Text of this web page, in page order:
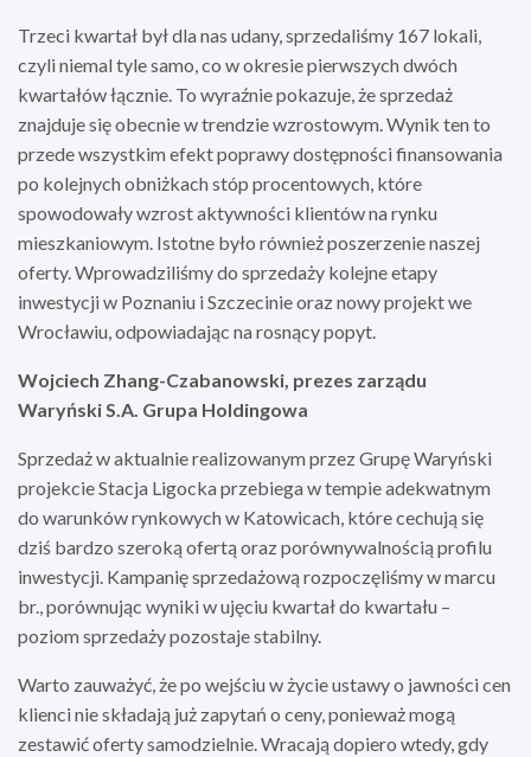
Trzeci kwartał był dla nas udany, sprzedaliśmy 167 lokali,
czyli niemal tyle samo, co w okresie pierwszych dwóch
kwartałów łącznie. To wyraźnie pokazuje, że sprzedaż
znajduje się obecnie w trendzie wzrostowym. Wynik ten to
przede wszystkim efekt poprawy dostępności finansowania
po kolejnych obniżkach stóp procentowych, które
spowodowały wzrost aktywności klientów na rynku
mieszkaniowym. Istotne było również poszerzenie naszej
oferty. Wprowadziliśmy do sprzedaży kolejne etapy
inwestycji w Poznaniu i Szczecinie oraz nowy projekt we
Wrocławiu, odpowiadając na rosnący popyt.
Wojciech Zhang-Czabanowski, prezes zarządu
Waryński S.A. Grupa Holdingowa
Sprzedaż w aktualnie realizowanym przez Grupę Waryński
projekcie Stacja Ligocka przebiega w tempie adekwatnym
do warunków rynkowych w Katowicach, które cechują się
dziś bardzo szeroką ofertą oraz porównywalnością profilu
inwestycji. Kampanię sprzedażową rozpoczęliśmy w marcu
br., porównując wyniki w ujęciu kwartał do kwartału –
poziom sprzedaży pozostaje stabilny.
Warto zauważyć, że po wejściu w życie ustawy o jawności cen
klienci nie składają już zapytań o ceny, ponieważ mogą
zestawić oferty samodzielnie. Wracają dopiero wtedy, gdy